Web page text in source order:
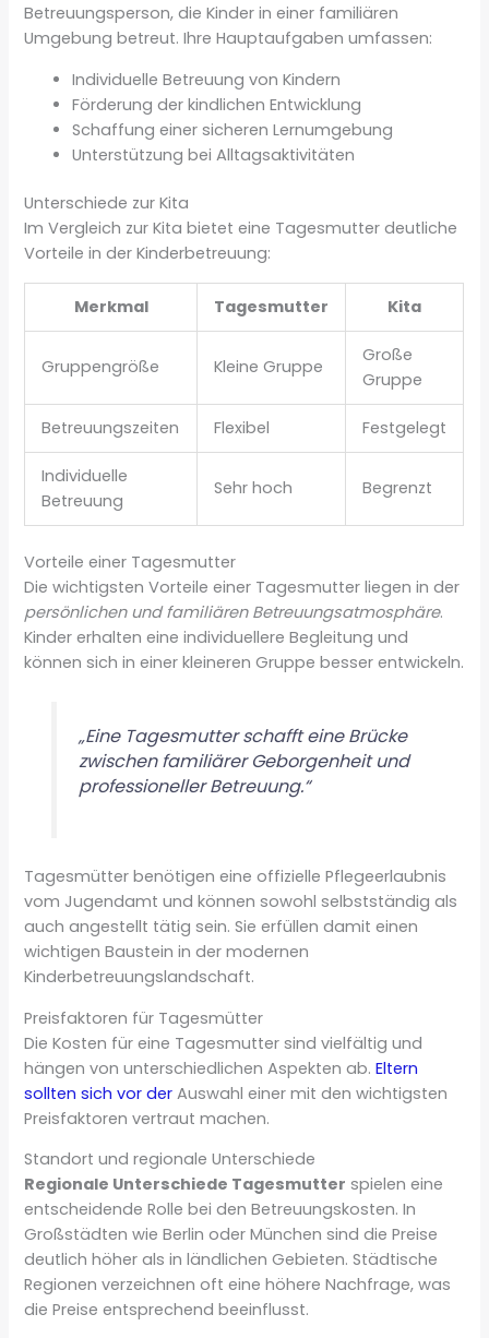
Betreuungsperson, die Kinder in einer familiären
Umgebung betreut. Ihre Hauptaufgaben umfassen:
Individuelle Betreuung von Kindern
Förderung der kindlichen Entwicklung
Schaffung einer sicheren Lernumgebung
Unterstützung bei Alltagsaktivitäten
Unterschiede zur Kita
Im Vergleich zur Kita bietet eine Tagesmutter deutliche
Vorteile in der Kinderbetreuung:
Merkmal Tagesmutter Kita
Gruppengröße Kleine Gruppe
Große
Gruppe
Betreuungszeiten Flexibel Festgelegt
Individuelle
Betreuung
Sehr hoch Begrenzt
Vorteile einer Tagesmutter
Die wichtigsten Vorteile einer Tagesmutter liegen in der
persönlichen und familiären Betreuungsatmosphäre.
Kinder erhalten eine individuellere Begleitung und
können sich in einer kleineren Gruppe besser entwickeln.
„Eine Tagesmutter schafft eine Brücke
zwischen familiärer Geborgenheit und
professioneller Betreuung.“
Tagesmütter benötigen eine offizielle Pflegeerlaubnis
vom Jugendamt und können sowohl selbstständig als
auch angestellt tätig sein. Sie erfüllen damit einen
wichtigen Baustein in der modernen
Kinderbetreuungslandschaft.
Preisfaktoren für Tagesmütter
Die Kosten für eine Tagesmutter sind vielfältig und
hängen von unterschiedlichen Aspekten ab.Eltern
sollten sich vor der Auswahl einer mit den wichtigsten
Preisfaktoren vertraut machen.
Standort und regionale Unterschiede
Regionale Unterschiede Tagesmutter spielen eine
entscheidende Rolle bei den Betreuungskosten. In
Großstädten wie Berlin oder München sind die Preise
deutlich höher als in ländlichen Gebieten. Städtische
Regionen verzeichnen oft eine höhere Nachfrage, was
die Preise entsprechend beeinflusst.